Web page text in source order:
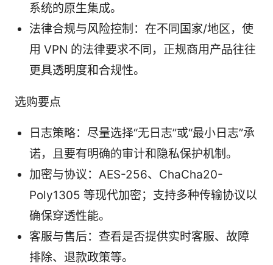
系统的原生集成。
法律合规与风险控制：在不同国家/地区，使
用 VPN 的法律要求不同，正规商用产品往往
更具透明度和合规性。
选购要点
日志策略：尽量选择“无日志”或“最小日志”承
诺，且要有明确的审计和隐私保护机制。
加密与协议：AES-256、ChaCha20-
Poly1305 等现代加密；支持多种传输协议以
确保穿透性能。
客服与售后：查看是否提供实时客服、故障
排除、退款政策等。